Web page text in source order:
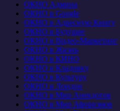
ОКНО Админа
ОКНО в Google
ОКНО в Адресную Книгу
ОКНО в Будущее
ОКНО в Видео-Маркетинг
ОКНО в Жизнь
ОКНО в КИНО
ОКНО в Кладовку
ОКНО в Культуру
ОКНО в Лондон
ОКНО в Мир Анекдотов
ОКНО в Мир Афоризмов